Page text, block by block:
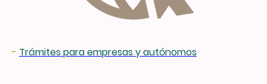
- Trámites para empresas y autónomos